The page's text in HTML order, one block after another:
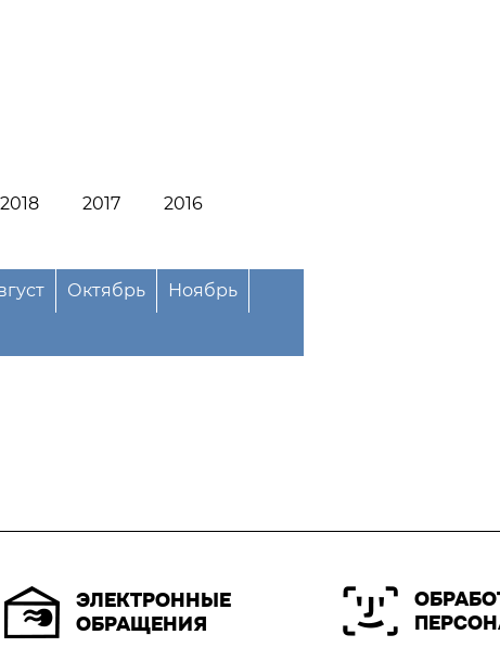
2018 2017 2016
Октябрь Ноябрь
ЭЛЕКТРОННЫЕ
ОБРАЩЕНИЯ